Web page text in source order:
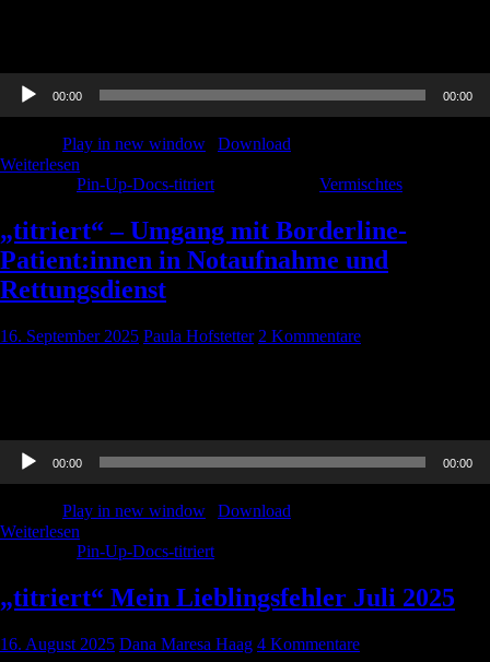
Audio-
Player
00:00 00:00
Play in new window
Download
Weiterlesen
Pin-Up-Docs-titriert Vermischtes
„titriert“ – Umgang mit Borderline-
Patient:innen in Notaufnahme und
Rettungsdienst
16. September 2025 Paula Hofstetter 2 Kommentare
Audio-
Player
00:00 00:00
Play in new window
Download
Weiterlesen
Pin-Up-Docs-titriert
„titriert“ Mein Lieblingsfehler Juli 2025
16. August 2025 Dana Maresa Haag 4 Kommentare